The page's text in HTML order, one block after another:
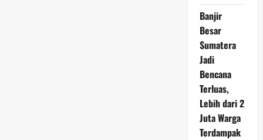
Banjir
Besar
Sumatera
Jadi
Bencana
Terluas,
Lebih dari 2
Juta Warga
Terdampak